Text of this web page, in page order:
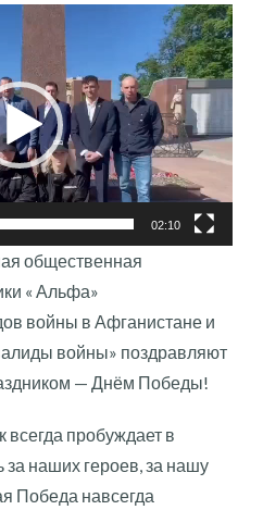
02:10
общественная
« Альфа»
войны в Афганистане и
войны» поздравляют
— Днём Победы!
всегда пробуждает в
за наших героев, за нашу
Победа навсегда